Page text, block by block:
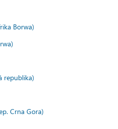
Borwa)
republika)
Crna Gora)